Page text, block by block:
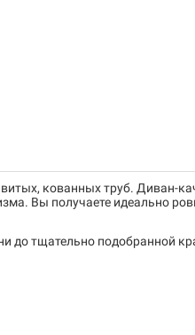
кованных труб. Диван-
Вы получаете идеально
до тщательно подобранной